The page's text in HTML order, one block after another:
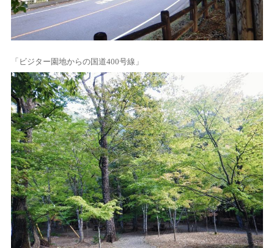
「ビジター園地からの国道400号線」